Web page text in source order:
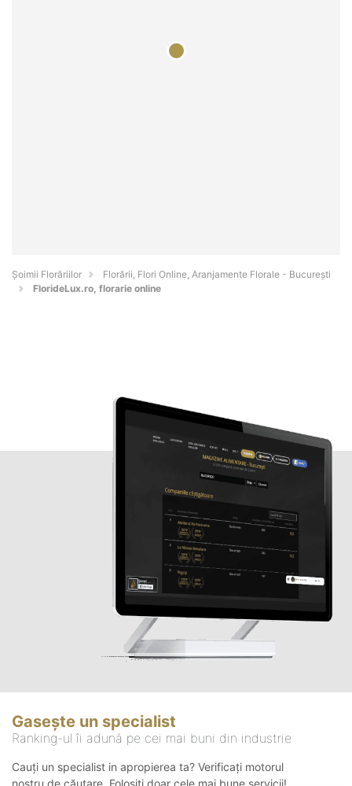
Șoimii Florăriilor
Florării, Flori Online, Aranjamente Florale - Bucureşti
FlorideLux.ro, florarie online
Gasește un specialist
Ranking-ul îi adună pe cei mai buni din industrie
Cauți un specialist in apropierea ta? Verificați motorul
nostru de căutare. Folosiți doar cele mai bune servicii!